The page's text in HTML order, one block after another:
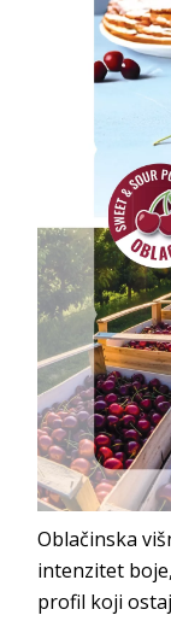
Oblačinska
intenzitet
profil koji